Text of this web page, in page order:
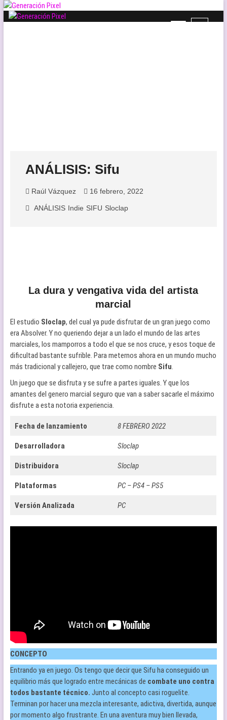
Saltar
B
ANÁLISIS: Sifu
Raúl Vázquez 16 febrero, 2022
ANÁLISIS Indie SIFU Sloclap
La dura y vengativa vida del artista
marcial
El estudio Sloclap, del cual ya pude disfrutar de un gran juego como
era Absolver. Y no queriendo dejar a un lado el mundo de las artes
marciales, los mamporros a todo el que se nos cruce, y esos toque de
dificultad bastante sufrible. Para meternos ahora en un mundo mucho
más tradicional y callejero, que trae como nombre Sifu.
Un juego que se disfruta y se sufre a partes iguales. Y que los
amantes del genero marcial seguro que van a saber sacarle el máximo
disfrute a esta notoria experiencia.
Fecha de lanzamiento 8 FEBRERO 2022
Desarrolladora Sloclap
Distribuidora Sloclap
Plataformas PC – PS4 – PS5
Versión Analizada PC
CONCEPTO
Entrando ya en juego. Os tengo que decir que Sifu ha conseguido un
equilibrio más que logrado entre mecánicas de combate uno contra
todos bastante técnico. Junto al concepto casi roguelite.
Terminan por hacer una mezcla interesante, adictiva, divertida, aunque
por momento algo frustrante. En una aventura muy bien llevada,